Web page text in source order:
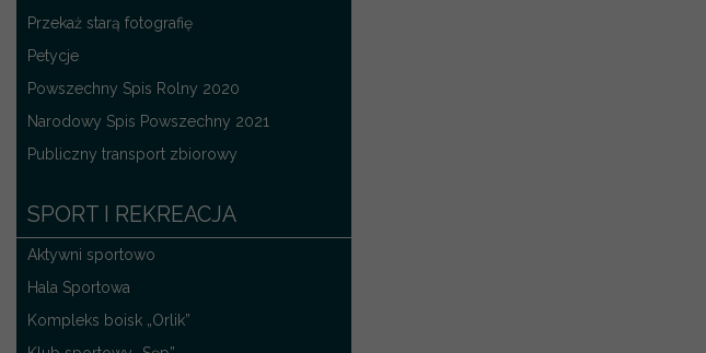
Przekaż starą fotografię
Petycje
Powszechny Spis Rolny 2020
Narodowy Spis Powszechny 2021
Publiczny transport zbiorowy
SPORT I REKREACJA
Aktywni sportowo
Hala Sportowa
Kompleks boisk „Orlik”